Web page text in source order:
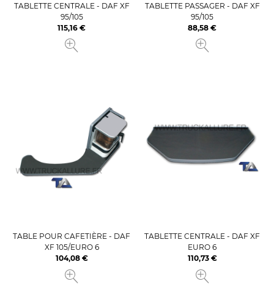
TABLETTE CENTRALE - DAF XF
95/105
Prix
115,16 €
TABLETTE PASSAGER - DAF XF
95/105
Prix
88,58 €
TABLE POUR CAFETIÈRE - DAF
XF 105/EURO 6
Prix
104,08 €
TABLETTE CENTRALE - DAF XF
EURO 6
Prix
110,73 €